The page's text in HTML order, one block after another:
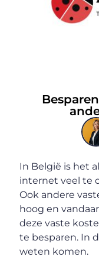
In België is het
internet veel te
Ook andere
hoog en
deze vaste
te besparen. In
weten komen.